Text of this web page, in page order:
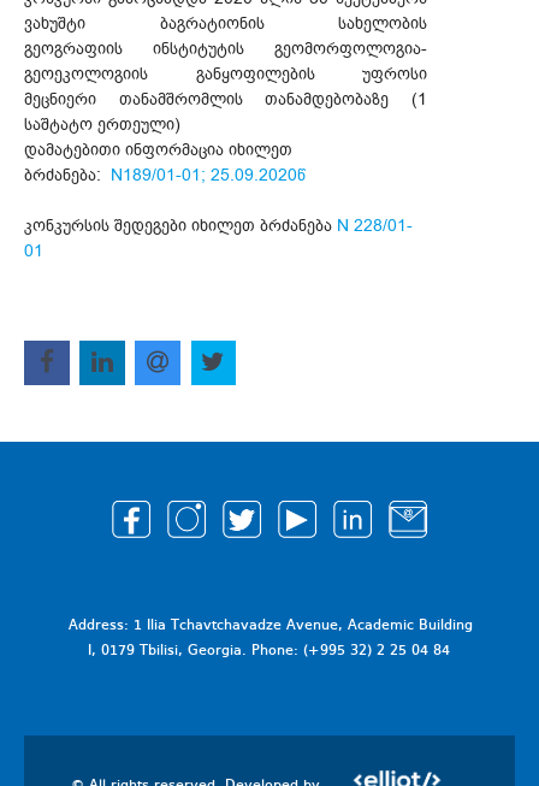
ვახუშტი ბაგრატიონის სახელობის
გეოგრაფიის ინსტიტუტის გეომორფოლოგია-
გეოეკოლოგიის განყოფილების უფროსი
მეცნიერი თანამშრომლის თანამდებობაზე (1
საშტატო ერთეული)
დამატებითი ინფორმაცია იხილეთ
ბრძანება: N189/01-01; 25.09.2020წ
კონკურსის შედეგები იხილეთ ბრძანება N 228/01-
01
Address: 1 Ilia Tchavtchavadze Avenue, Academic Building
I, 0179 Tbilisi, Georgia. Phone: (+995 32) 2 25 04 84